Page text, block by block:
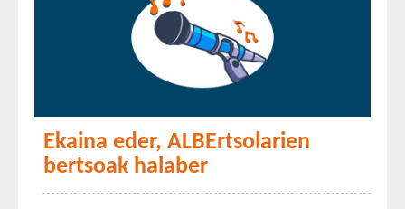
Ekaina eder, ALBErtsolarien
bertsoak halaber